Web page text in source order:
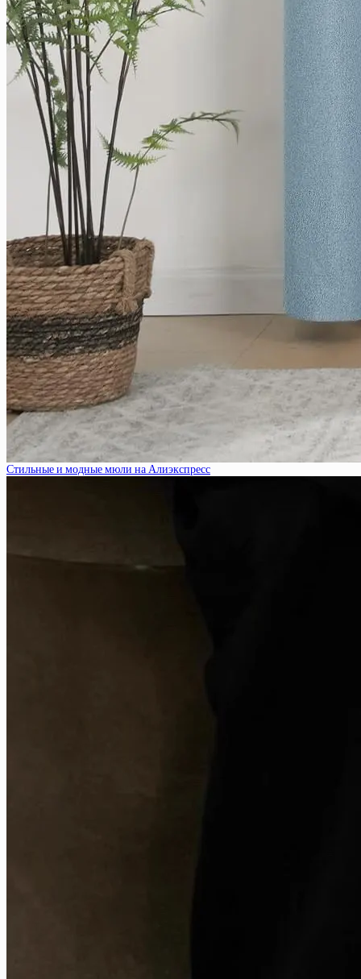
Стильные и модные мюли на Алиэкспресс